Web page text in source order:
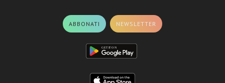
ABBONATI NEWSLETTER